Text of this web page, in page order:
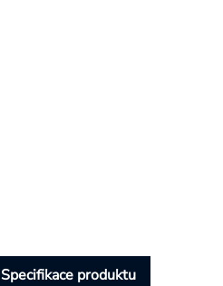
Specifikace produktu